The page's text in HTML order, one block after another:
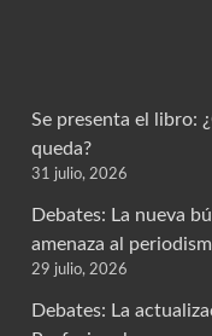
Se presenta el libro:
queda?
31 julio, 2026
Debates: La nueva
amenaza al
29 julio, 2026
Debates: La